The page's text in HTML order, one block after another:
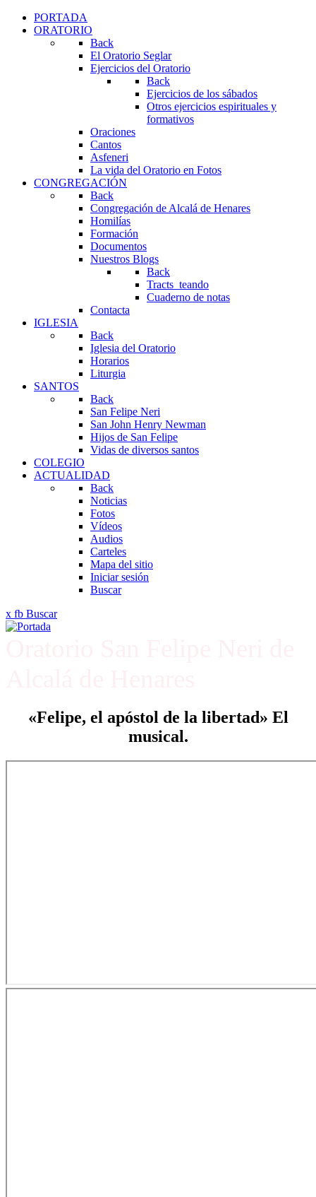
PORTADA
ORATORIO
Back
El Oratorio Seglar
Ejercicios del Oratorio
Back
Ejercicios de los sábados
Otros ejercicios espirituales y
formativos
Oraciones
Cantos
Asfeneri
La vida del Oratorio en Fotos
CONGREGACIÓN
Back
Congregación de Alcalá de Henares
Homilías
Formación
Documentos
Nuestros Blogs
Back
Tracts_teando
Cuaderno de notas
Contacta
IGLESIA
Back
Iglesia del Oratorio
Horarios
Liturgia
SANTOS
Back
San Felipe Neri
San John Henry Newman
Hijos de San Felipe
Vidas de diversos santos
COLEGIO
ACTUALIDAD
Back
Noticias
Fotos
Vídeos
Audios
Carteles
Mapa del sitio
Iniciar sesión
Buscar
x fb Buscar
«Felipe, el apóstol de la libertad» El
musical.